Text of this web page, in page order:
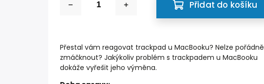
Přidat do košíku
Přestal vám reagovat trackpad u MacBooku? Nelze pořádně
zmáčknout? Jakýkoliv problém s trackpadem u MacBooku
dokáže vyřešit jeho výměna.